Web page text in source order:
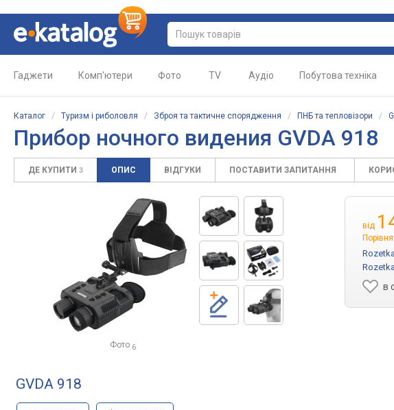
Гаджети Комп'ютери Фото TV Аудіо Побутова техніка
Каталог / Туризм і риболовля / Зброя та тактичне спорядження / ПНБ та тепловізори /
Прибор ночного видения GVDA 918
ДЕ КУПИТИ 3 ОПИС ВІДГУКИ ПОСТАВИТИ ЗАПИТАННЯ
Фото 6
від
в
GVDA 918